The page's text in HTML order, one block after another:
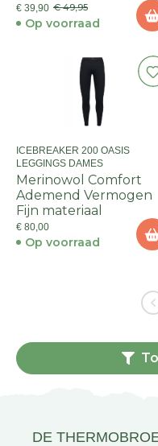
€ 39,90 € 49,95
Op voorraad
ICEBREAKER 200 OASIS
LEGGINGS DAMES
Merinowol Comfort
Ademend Vermogen
Fijn materiaal
€ 80,00
Op voorraad
DE